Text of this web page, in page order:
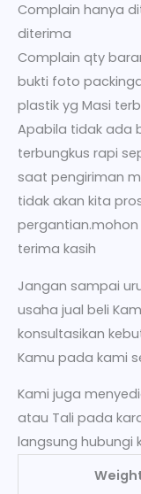
Complain hanya
diterima
Complain qty
bukti foto
plastik yg Masi
Apabila tidak ada
terbungkus rapi
saat pengiriman
tidak akan kita
terima kasih
Jangan sampai
usaha jual beli
konsultasikan
Kamu pada kami
Kami juga
atau Tali pada
langsung hubungi